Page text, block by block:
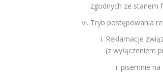
zgodnych ze stanem
Tryb postępowania
Reklamacje
(z wyłączeniem
pisemnie na